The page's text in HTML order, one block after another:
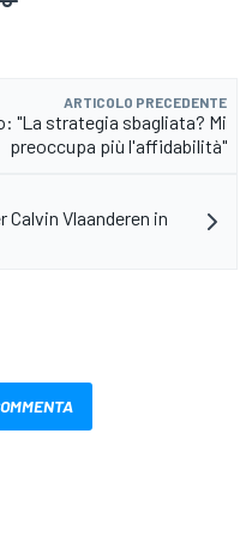
ARTICOLO PRECEDENTE
"La strategia sbagliata? Mi
preoccupa più l'affidabilità"
Calvin Vlaanderen in